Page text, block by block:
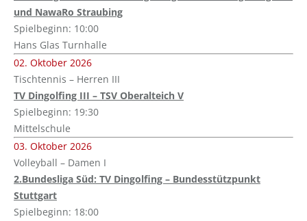
und NawaRo Straubing
Spielbeginn: 10:00
Hans Glas Turnhalle
02. Oktober 2026
Tischtennis – Herren III
TV Dingolfing III – TSV Oberalteich V
Spielbeginn: 19:30
Mittelschule
03. Oktober 2026
Volleyball – Damen I
2.Bundesliga Süd: TV Dingolfing – Bundesstützpunkt
Stuttgart
Spielbeginn: 18:00